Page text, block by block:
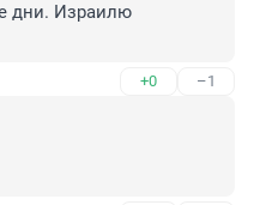
дни. Израилю
+0 –1